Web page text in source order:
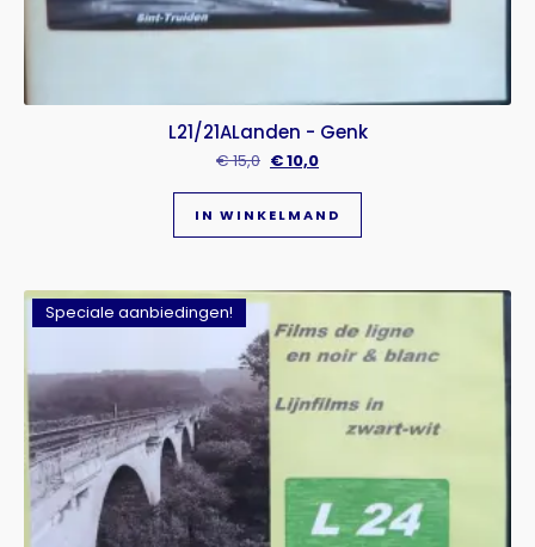
L21/21ALanden - Genk
€15,0 €10,0
IN WINKELMAND
Speciale aanbiedingen!